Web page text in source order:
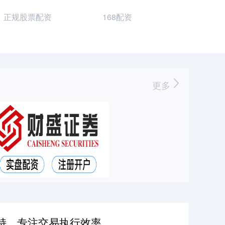
正规股票配资 168配资
更多
，专注交易执行效率